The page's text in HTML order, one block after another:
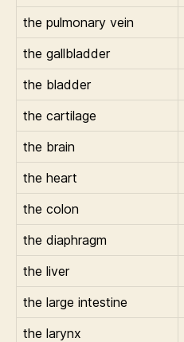
the pulmonary vein
the gallbladder
the bladder
the cartilage
the brain
the heart
the colon
the diaphragm
the liver
the large intestine
the larynx